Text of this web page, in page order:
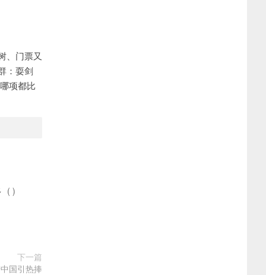
、门票又
：耍剑
项都比
( )
下一篇
国引热捧